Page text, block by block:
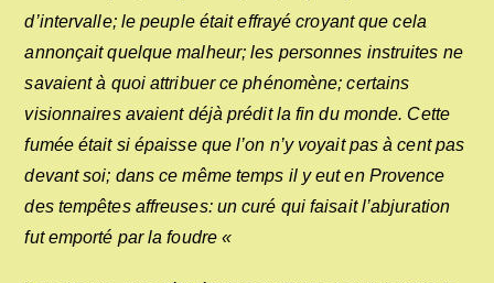
d’intervalle; le peuple était effrayé croyant que cela
annonçait quelque malheur; les personnes instruites ne
savaient à quoi attribuer ce phénomène; certains
visionnaires avaient déjà prédit la fin du monde. Cette
fumée était si épaisse que l’on n’y voyait pas à cent pas
devant soi; dans ce même temps il y eut en Provence
des tempêtes affreuses: un curé qui faisait l’abjuration
fut emporté par la foudre «